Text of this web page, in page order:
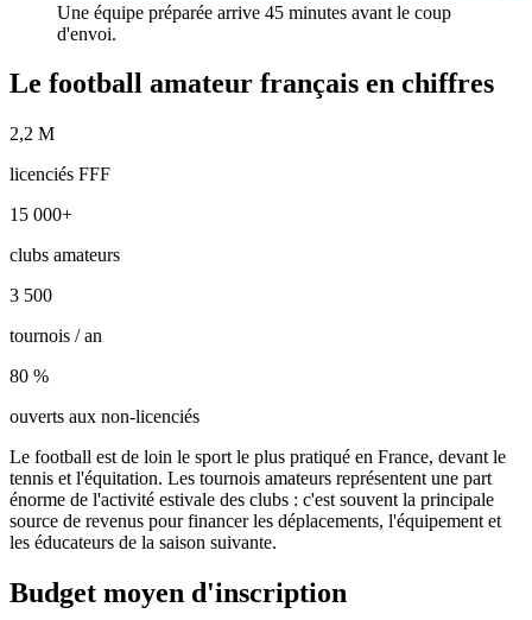
Une équipe préparée arrive 45 minutes avant le coup
d'envoi.
Le football amateur français en chiffres
2,2 M
licenciés FFF
15 000+
clubs amateurs
3 500
tournois / an
80 %
ouverts aux non-licenciés
Le football est de loin le sport le plus pratiqué en France, devant le
tennis et l'équitation. Les tournois amateurs représentent une part
énorme de l'activité estivale des clubs : c'est souvent la principale
source de revenus pour financer les déplacements, l'équipement et
les éducateurs de la saison suivante.
Budget moyen d'inscription